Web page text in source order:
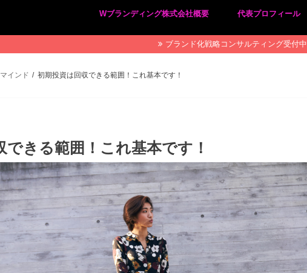
Wブランディング株式会社概要
プライバシーポリシー
特定商取引法に基づく表記
代表プロフィール
ブランド化戦略コンサルティング受付中
インド 初期投資は回収できる範囲！これ基本です！
できる範囲！これ基本です！